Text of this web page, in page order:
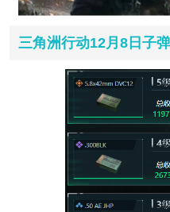
三角洲行动12月8日子